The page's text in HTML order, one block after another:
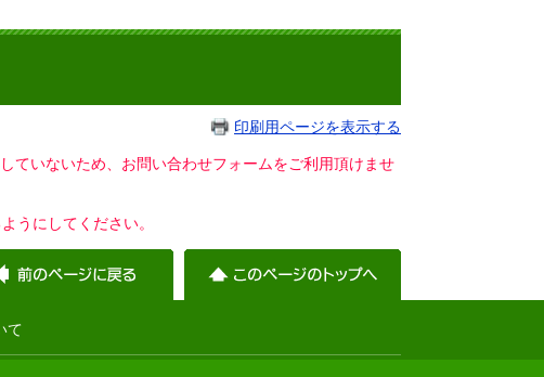
印刷用ページを表示する
ていないため、お問い合わせフォームをご利用頂けませ
うにしてください。
て